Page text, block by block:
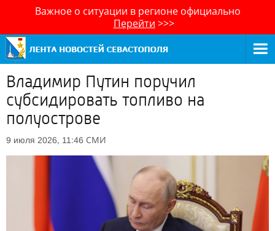
Важное о ситуации в регионе официально
Перейти >>>
Владимир Путин поручил
субсидировать топливо на
полуострове
9 июля 2026, 11:46 СМИ